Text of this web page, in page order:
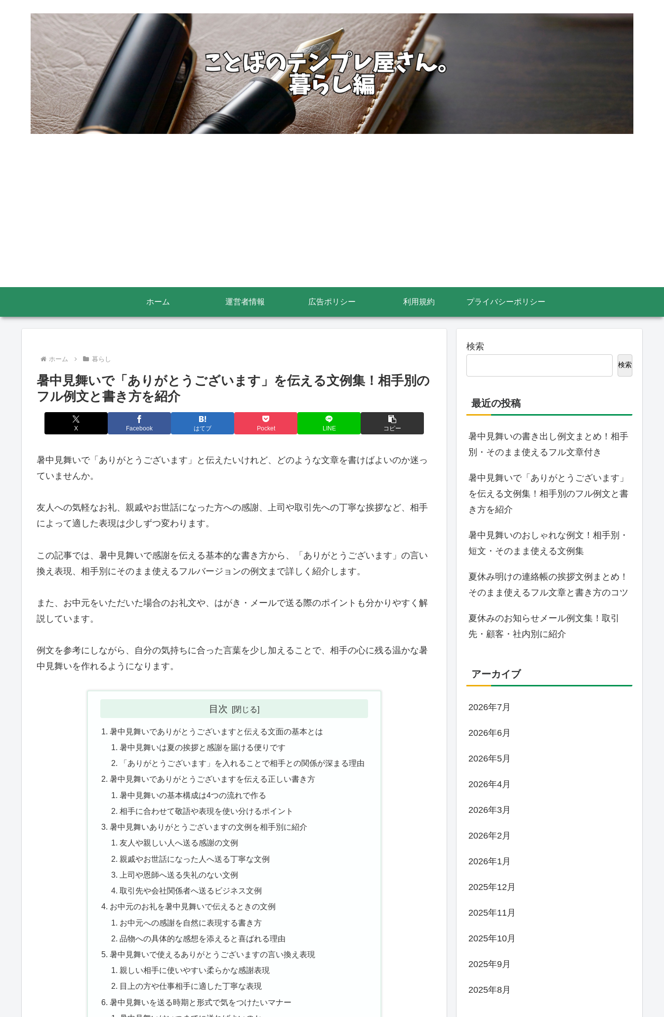
ホーム 運営者情報 広告ポリシー 利用規約 プライバシーポリシー
ホーム 暮らし
暑中見舞いで「ありがとうございます」を伝える文例集！相手別の
フル例文と書き方を紹介
X Facebook はてブ Pocket LINE コピー
暑中見舞いで「ありがとうございます」と伝えたいけれど、どのような文章を書けばよいのか迷っ
ていませんか。
友人への気軽なお礼、親戚やお世話になった方への感謝、上司や取引先への丁寧な挨拶など、相手
によって適した表現は少しずつ変わります。
この記事では、暑中見舞いで感謝を伝える基本的な書き方から、「ありがとうございます」の言い
換え表現、相手別にそのまま使えるフルバージョンの例文まで詳しく紹介します。
また、お中元をいただいた場合のお礼文や、はがき・メールで送る際のポイントも分かりやすく解
説しています。
例文を参考にしながら、自分の気持ちに合った言葉を少し加えることで、相手の心に残る温かな暑
中見舞いを作れるようになります。
目次
暑中見舞いでありがとうございますと伝える文面の基本とは
暑中見舞いは夏の挨拶と感謝を届ける便りです
「ありがとうございます」を入れることで相手との関係が深まる理由
暑中見舞いでありがとうございますを伝える正しい書き方
暑中見舞いの基本構成は4つの流れで作る
相手に合わせて敬語や表現を使い分けるポイント
暑中見舞いありがとうございますの文例を相手別に紹介
友人や親しい人へ送る感謝の文例
親戚やお世話になった人へ送る丁寧な文例
上司や恩師へ送る失礼のない文例
取引先や会社関係者へ送るビジネス文例
お中元のお礼を暑中見舞いで伝えるときの文例
お中元への感謝を自然に表現する書き方
品物への具体的な感想を添えると喜ばれる理由
暑中見舞いで使えるありがとうございますの言い換え表現
親しい相手に使いやすい柔らかな感謝表現
目上の方や仕事相手に適した丁寧な表現
暑中見舞いを送る時期と形式で気をつけたいマナー
検索
検索
最近の投稿
暑中見舞いの書き出し例文まとめ！相手
別・そのまま使えるフル文章付き
暑中見舞いで「ありがとうございます」
を伝える文例集！相手別のフル例文と書
き方を紹介
暑中見舞いのおしゃれな例文！相手別・
短文・そのまま使える文例集
夏休み明けの連絡帳の挨拶文例まとめ！
そのまま使えるフル文章と書き方のコツ
夏休みのお知らせメール例文集！取引
先・顧客・社内別に紹介
アーカイブ
2026年7月
2026年6月
2026年5月
2026年4月
2026年3月
2026年2月
2026年1月
2025年12月
2025年11月
2025年10月
2025年9月
2025年8月